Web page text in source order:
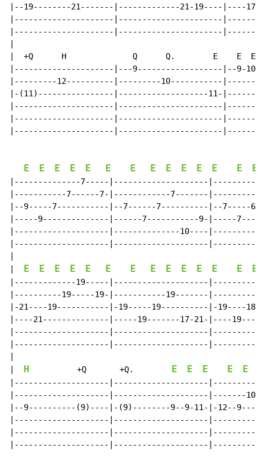
|--19--------21-------|-------------21-19----|----
|---------------------|----------------------
|---------------------|----------------------
|  +Q      H              Q      Q.        E    E  E
|---------------------|---9------------------|--9-
|---------12----------|---------10-----------
|-(11)----------------|-------------------11-
|---------------------|----------------------
|---------------------|----------------------
|---------------------|----------------------
E E E E E E E E E E E E E E
|--------------7-----|--------------------
|-----------7------7-|------------7-------
|--9-----7-----------|--7------7----------|--7-----
|-----9--------------|------7-----------9-|-----
|--------------------|--------------10----
|--------------------|--------------------
E E E E E E E E E E E E E E
|-------------19-----|--------------------
|----------19-----19-|-----------19-------|----------
|-21----19-----------|-19-----19----------|-19----
|----21--------------|-----19-------17-21-|----
|--------------------|--------------------
|--------------------|--------------------
H
          +Q       +Q.
E E E E E
|--------------------|--------------------
|--------------------|--------------------|-------
|--9----------(9)----|-(9)--------9--9-11-|-12--
|--------------------|--------------------
|--------------------|--------------------
|--------------------|--------------------